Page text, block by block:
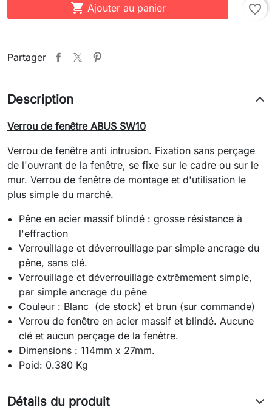
 Ajouter au panier favorite_border
Partager
Description
Verrou de fenêtre ABUS SW10
Verrou de fenêtre anti intrusion. Fixation sans perçage
de l'ouvrant de la fenêtre, se fixe sur le cadre ou sur le
mur. Verrou de fenêtre de montage et d'utilisation le
plus simple du marché.
Pêne en acier massif blindé : grosse résistance à
l'effraction
Verrouillage et déverrouillage par simple ancrage du
pêne, sans clé.
Verrouillage et déverrouillage extrêmement simple,
par simple ancrage du pêne
Couleur : Blanc (de stock) et brun (sur commande)
Verrou de fenêtre en acier massif et blindé. Aucune
clé et aucun perçage de la fenêtre.
Dimensions : 114mm x 27mm.
Poid: 0.380 Kg
Détails du produit